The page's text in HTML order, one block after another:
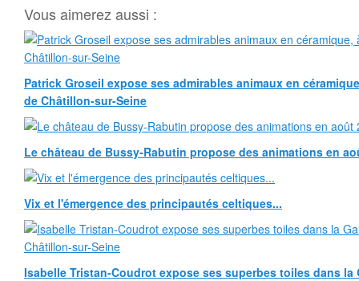
Vous aimerez aussi :
Patrick Groseil expose ses admirables animaux en
de Châtillon-sur-Seine
Le château de Bussy-Rabutin propose des animations en
Vix et l'émergence des principautés celtiques...
Isabelle Tristan-Coudrot expose ses superbes toiles dans la